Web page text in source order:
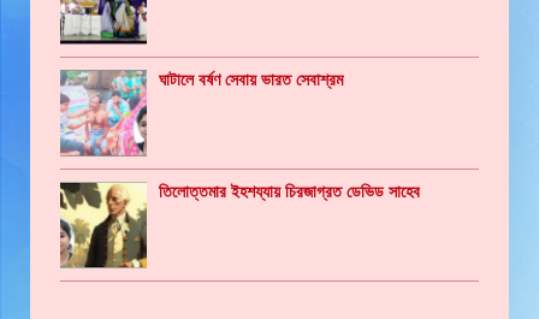
ঘাটালে বর্ষণ সেবায় ভারত সেবাশ্রম
তিলোত্তমার ইহশয্যায় চিরজাগ্রত ডেভিড সাহেব